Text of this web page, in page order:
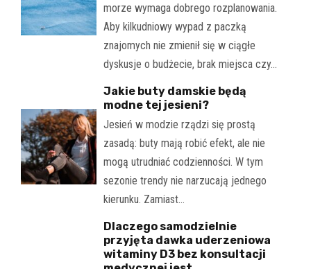
morze wymaga dobrego rozplanowania.
Aby kilkudniowy wypad z paczką
znajomych nie zmienił się w ciągłe
dyskusje o budżecie, brak miejsca czy…
Jakie buty damskie będą
modne tej jesieni?
Jesień w modzie rządzi się prostą
zasadą: buty mają robić efekt, ale nie
mogą utrudniać codzienności. W tym
sezonie trendy nie narzucają jednego
kierunku. Zamiast…
Dlaczego samodzielnie
przyjęta dawka uderzeniowa
witaminy D3 bez konsultacji